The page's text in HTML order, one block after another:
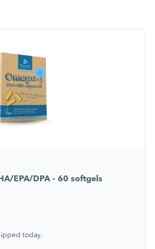
EPA/DPA - 60 softgels
today.